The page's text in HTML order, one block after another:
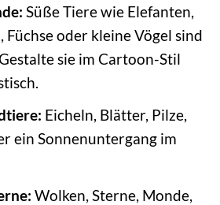
Süße Tiere wie Elefanten,
Füchse oder kleine Vögel sind
sie im Cartoon-Stil
Eicheln, Blätter, Pilze,
ein Sonnenuntergang im
Wolken, Sterne, Monde,